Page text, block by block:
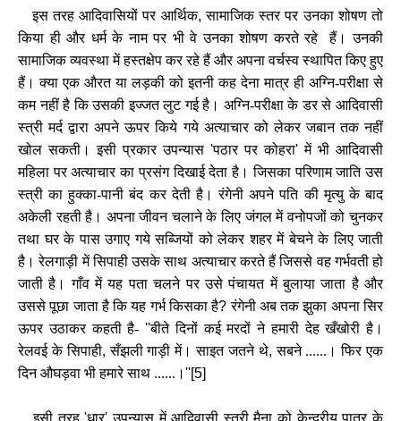
इस तरह आदिवासियों पर आर्थिक,सामाजिक स्‍तर पर उनका शोषण तो
किया ही और धर्म के नाम पर भी वे उनका शोषण करते रहे हैं। उनकी
सामाजिक व्‍यवस्‍था में हस्‍तक्षेप कर रहे हैं और अपना वर्चस्‍व स्‍थापित किए हुए
हैं। क्‍या एक औरत या लड़की को इतनी कह देना मात्र ही अग्नि-परीक्षा से
कम नहीं है कि उसकी इज्‍जत लुट गई है। अग्नि-परीक्षा के डर से आदिवासी
स्‍त्री मर्द द्वारा अपने ऊपर किये गये अत्‍याचार को लेकर जबान तक नहीं
खोल सकती। इसी प्रकार उपन्‍यास 'पठार पर कोहरा'में भी आदिवासी
महिला पर अत्‍याचार का प्रसंग दिखाई देता है। जिसका परिणाम जाति उस
स्‍त्री का हुक्‍का-पानी बंद कर देती है। रंगेनी अपने पति की मृत्‍यु के बाद
अकेली रहती है। अपना जीवन चलाने के लिए जंगल में वनोपजों को चुनकर
तथा घर के पास उगाए गये सब्जियों को लेकर शहर में बेचने के लिए जाती
है। रेलगाड़ी में सिपाही उसके साथ अत्‍याचार करते हैं जिससे वह गर्भवती हो
जाती है। गाँव में यह पता चलने पर उसे पंचायत में बुलाया जाता है और
उससे पूछा जाता है कि यह गर्भ किसका है?रंगेनी अब तक झुका अपना सिर
ऊपर उठाकर कहती है- ''बीते दिनों कई मरदों ने हमारी देह खँखोरी है।
रेलवई के सिपाही,सँझली गाड़ी में। साइत जतने थे,सबने ......। फिर एक
दिन औघड़वा भी हमारे साथ ......। ''[5]
इसी तरह'धार'उपन्‍यास में आदिवासी स्‍त्री मैना को केन्‍द्रीय पात्र के